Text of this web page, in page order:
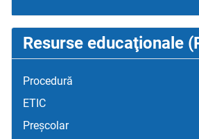
Resurse educaţionale
Procedură
ETIC
Preșcolar